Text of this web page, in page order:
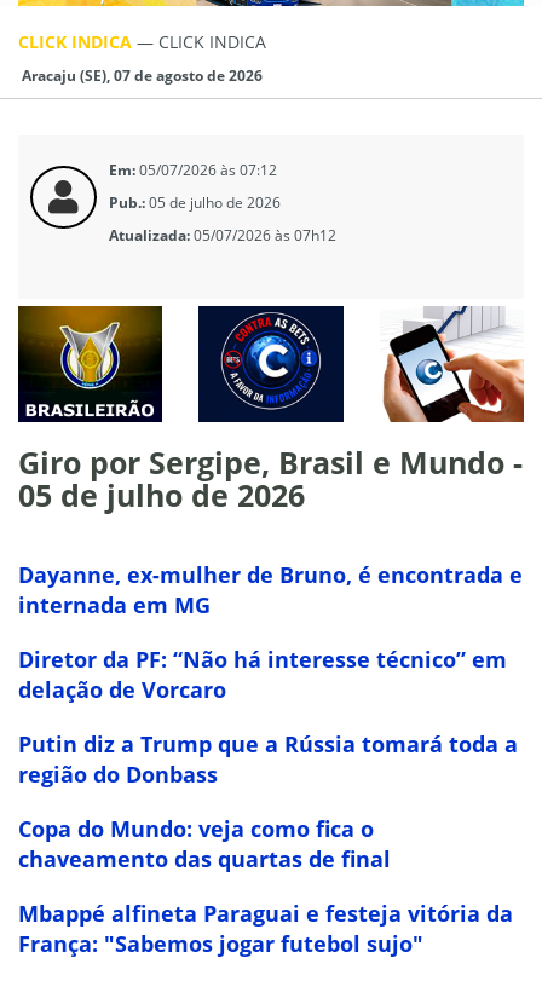
CLICK INDICA — CLICK INDICA
Aracaju (SE), 07 de agosto de 2026
Em:05/07/2026 às 07:12
Pub.:05 de julho de 2026
Atualizada:05/07/2026 às 07h12
Giro por Sergipe, Brasil e Mundo -
05 de julho de 2026
Dayanne, ex-mulher de Bruno, é encontrada e
internada em MG
Diretor da PF: “Não há interesse técnico” em
delação de Vorcaro
Putin diz a Trump que a Rússia tomará toda a
região do Donbass
Copa do Mundo: veja como fica o
chaveamento das quartas de final
Mbappé alfineta Paraguai e festeja vitória da
França: "Sabemos jogar futebol sujo"